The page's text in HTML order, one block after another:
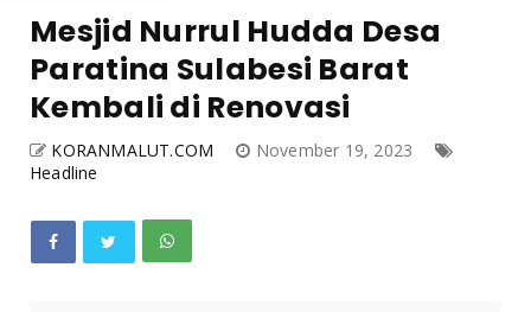
Mesjid Nurrul Hudda Desa
Paratina Sulabesi Barat
Kembali di Renovasi
KORANMALUT.COM
November 19, 2023
Headline